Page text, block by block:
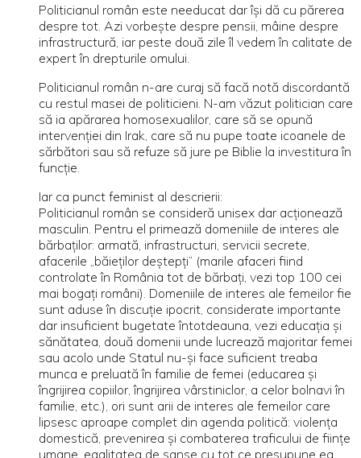
Politicianul român este needucat dar îşi dă cu părerea
despre tot. Azi vorbeşte despre pensii, mâine despre
infrastructură, iar peste două zile îl vedem în calitate de
expert în drepturile omului.
Politicianul român n-are curaj să facă notă discordantă
cu restul masei de politicieni. N-am văzut politician care
să ia apărarea homosexualilor, care să se opună
intervenţiei din Irak, care să nu pupe toate icoanele de
sărbători sau să refuze să jure pe Biblie la investitura în
funcţie.
Iar ca punct feminist al descrierii:
Politicianul român se consideră unisex dar acţionează
masculin. Pentru el primează domeniile de interes ale
bărbaţilor: armată, infrastructuri, servicii secrete,
afacerile „băieţilor deştepţi” (marile afaceri fiind
controlate în România tot de bărbaţi, vezi top 100 cei
mai bogaţi români). Domeniile de interes ale femeilor fie
sunt aduse în discuţie ipocrit, considerate importante
dar insuficient bugetate întotdeauna, vezi educaţia şi
sănătatea, două domenii unde lucrează majoritar femei
sau acolo unde Statul nu-şi face suficient treaba
munca e preluată în familie de femei (educarea şi
îngrijirea copiilor, îngrijirea vârstiniclor, a celor bolnavi în
familie, etc.), ori sunt arii de interes ale femeilor care
lipsesc aproape complet din agenda politică: violenţa
domestică, prevenirea şi combaterea traficului de fiinţe
umane, egalitatea de şanse cu tot ce presupune ea,